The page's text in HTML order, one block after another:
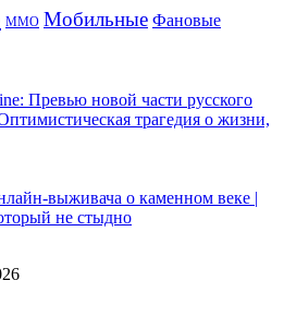
ММО Мобильные Фановые
Превью новой части русского
трагедия о жизни,
выживача о каменном веке |
не стыдно